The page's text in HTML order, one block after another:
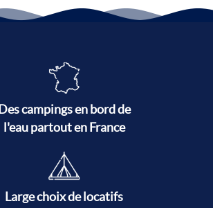
Des campings en bord de
l'eau partout en France
Large choix de locatifs